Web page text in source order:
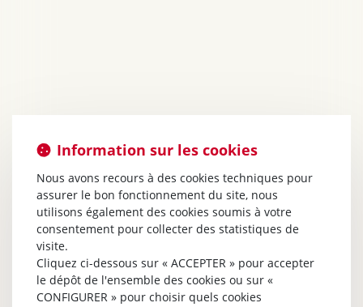
Information sur les cookies
Nous avons recours à des cookies techniques pour
assurer le bon fonctionnement du site, nous
utilisons également des cookies soumis à votre
consentement pour collecter des statistiques de
visite.
Cliquez ci-dessous sur « ACCEPTER » pour accepter
le dépôt de l'ensemble des cookies ou sur «
CONFIGURER » pour choisir quels cookies